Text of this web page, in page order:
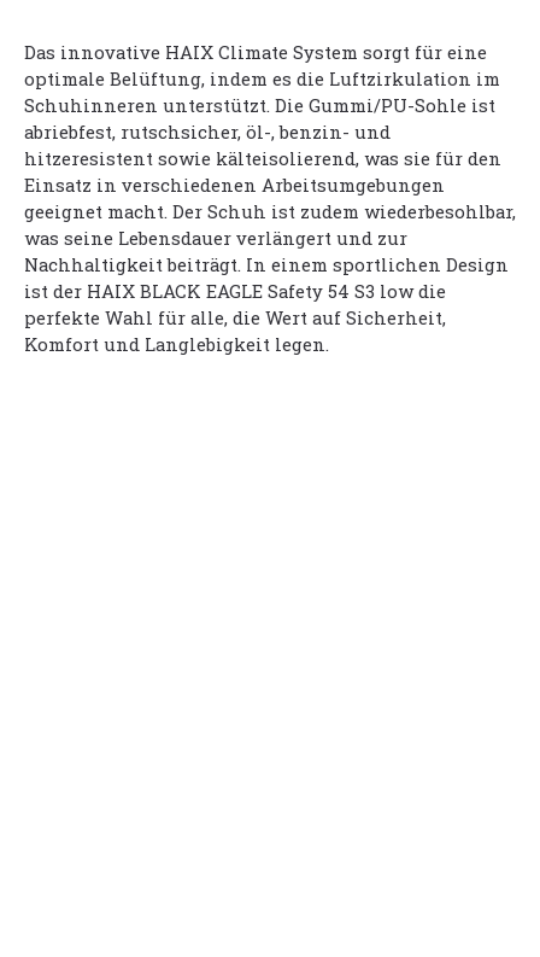
Das innovative HAIX Climate System sorgt für eine
optimale Belüftung, indem es die Luftzirkulation im
Schuhinneren unterstützt. Die Gummi/PU-Sohle ist
abriebfest, rutschsicher, öl-, benzin- und
hitzeresistent sowie kälteisolierend, was sie für den
Einsatz in verschiedenen Arbeitsumgebungen
geeignet macht. Der Schuh ist zudem wiederbesohlbar,
was seine Lebensdauer verlängert und zur
Nachhaltigkeit beiträgt. In einem sportlichen Design
ist der HAIX BLACK EAGLE Safety 54 S3 low die
perfekte Wahl für alle, die Wert auf Sicherheit,
Komfort und Langlebigkeit legen.